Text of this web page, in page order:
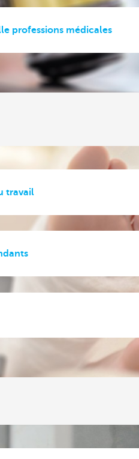
professions médicales
travail